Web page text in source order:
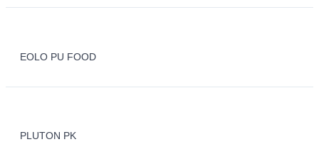
EOLO PU FOOD
PLUTON PK